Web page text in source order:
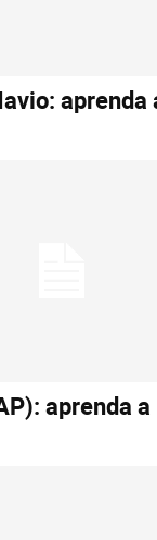
aprenda